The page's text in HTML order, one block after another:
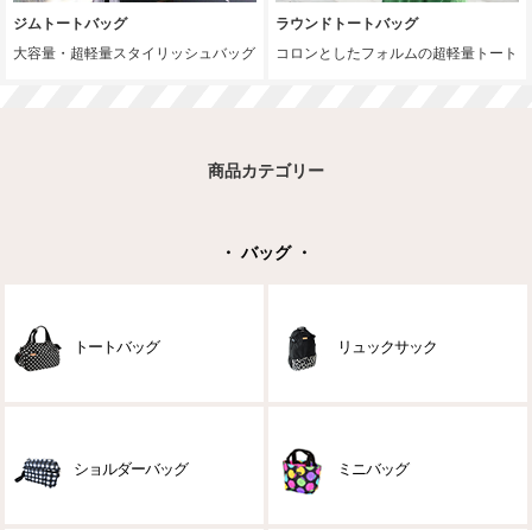
ジムトートバッグ
大容量・超軽量スタイリッシュバッグ
ラウンドトートバッグ
コロンとしたフォルムの超軽量トート
商品カテゴリー
・ バッグ ・
トートバッグ リュックサック
ショルダーバッグ ミニバッグ